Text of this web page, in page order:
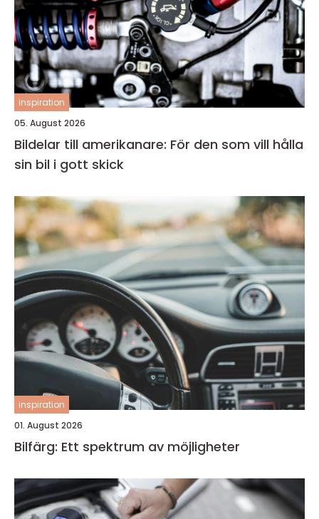
inspiration
05. August 2026
Bildelar till amerikanare: För den som vill hålla
sin bil i gott skick
inspiration
01. August 2026
Bilfärg: Ett spektrum av möjligheter